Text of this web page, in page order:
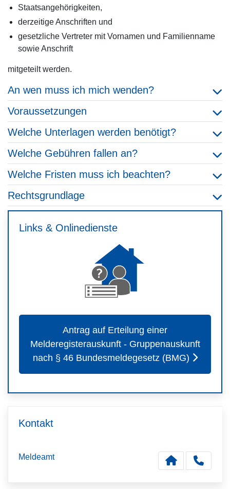
Staatsangehörigkeiten,
derzeitige Anschriften und
gesetzliche Vertreter mit Vornamen und Familienname
sowie Anschrift
mitgeteilt werden.
An wen muss ich mich wenden?
Voraussetzungen
Welche Unterlagen werden benötigt?
Welche Gebühren fallen an?
Welche Fristen muss ich beachten?
Rechtsgrundlage
Links & Onlinedienste
Antrag auf Erteilung einer
Melderegisterauskunft - Gruppenauskunft
nach § 46 Bundesmeldegesetz (BMG)
Kontakt
Meldeamt